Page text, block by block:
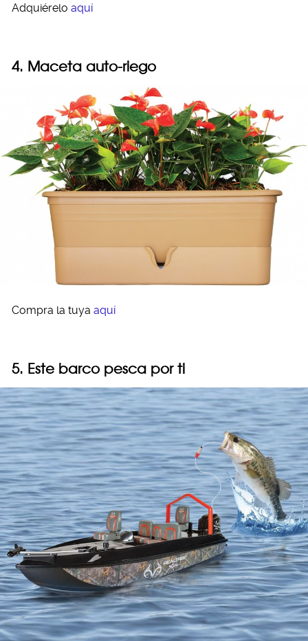
Adquiérelo aquí
4. Maceta auto-riego
Compra la tuya aquí
5. Este barco pesca por ti